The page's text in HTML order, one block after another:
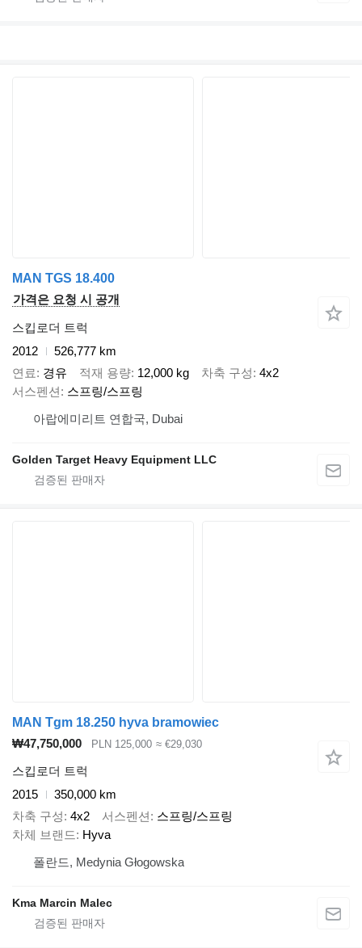
MAN TGS 18.400
가격은 요청 시 공개
스킵로더 트럭
2012
526,777 km
연료
경유 적재 용량 12,000 kg 차축 구성 4x2
서스펜션
스프링/스프링
아랍에미리트 연합국, Dubai
Golden Target Heavy Equipment LLC
MAN Tgm 18.250 hyva bramowiec
₩47,750,000
PLN 125,000 ≈ €29,030
스킵로더 트럭
2015
350,000 km
차축 구성 4x2 서스펜션
스프링/스프링
차체 브랜드
Hyva
폴란드, Medynia Głogowska
Kma Marcin Malec